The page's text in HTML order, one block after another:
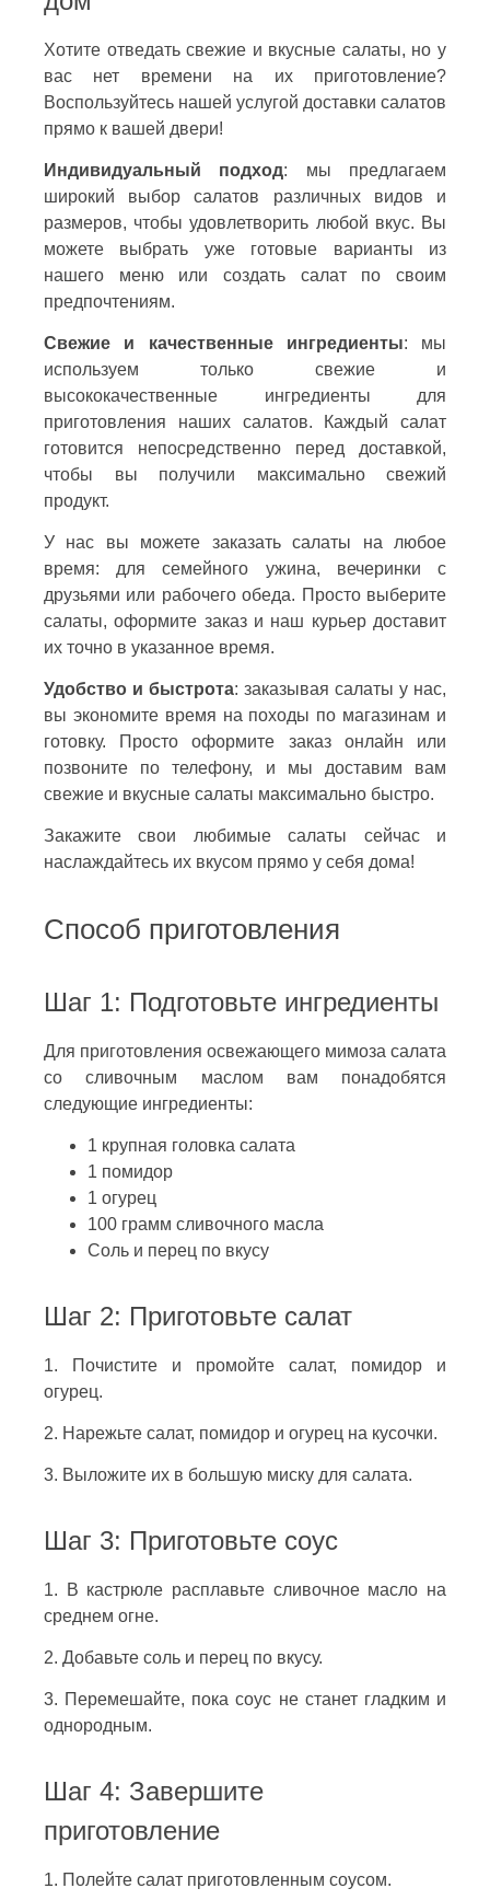
Хотите отведать свежие и вкусные салаты, но у
вас нет времени на их приготовление?
Воспользуйтесь нашей услугой доставки салатов
прямо к вашей двери!
Индивидуальный подход: мы предлагаем
широкий выбор салатов различных видов и
размеров, чтобы удовлетворить любой вкус. Вы
можете выбрать уже готовые варианты из
нашего меню или создать салат по своим
предпочтениям.
Свежие и качественные ингредиенты: мы
используем только свежие и
высококачественные ингредиенты для
приготовления наших салатов. Каждый салат
готовится непосредственно перед доставкой,
чтобы вы получили максимально свежий
продукт.
У нас вы можете заказать салаты на любое
время: для семейного ужина, вечеринки с
друзьями или рабочего обеда. Просто выберите
салаты, оформите заказ и наш курьер доставит
их точно в указанное время.
Удобство и быстрота: заказывая салаты у нас,
вы экономите время на походы по магазинам и
готовку. Просто оформите заказ онлайн или
позвоните по телефону, и мы доставим вам
свежие и вкусные салаты максимально быстро.
Закажите свои любимые салаты сейчас и
наслаждайтесь их вкусом прямо у себя дома!
Способ приготовления
Шаг 1: Подготовьте ингредиенты
Для приготовления освежающего мимоза салата
со сливочным маслом вам понадобятся
следующие ингредиенты:
1 крупная головка салата
1 помидор
1 огурец
100 грамм сливочного масла
Соль и перец по вкусу
Шаг 2: Приготовьте салат
1. Почистите и промойте салат, помидор и
огурец.
2. Нарежьте салат, помидор и огурец на кусочки.
3. Выложите их в большую миску для салата.
Шаг 3: Приготовьте соус
1. В кастрюле расплавьте сливочное масло на
среднем огне.
2. Добавьте соль и перец по вкусу.
3. Перемешайте, пока соус не станет гладким и
однородным.
Шаг 4: Завершите
приготовление
1. Полейте салат приготовленным соусом.